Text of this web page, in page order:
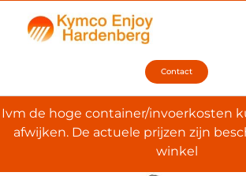
Contact
Ivm de hoge container/invoerkosten
afwijken. De actuele prijzen zijn
winkel